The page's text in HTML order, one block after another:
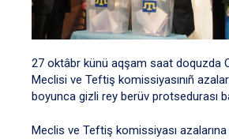
27 oktâbr künü aqşam saat doquzda
Meclisi ve Teftiş komissiyasınıñ
boyunca gizli rey berüv protsedurası
Meclis ve Teftiş komissiyası